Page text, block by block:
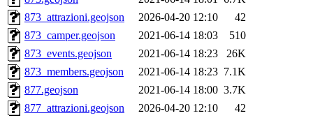
873_attrazioni.geojson
2026-04-20 12:10
42
873_camper.geojson
2021-06-14 18:03
510
873_events.geojson
2021-06-14 18:23
26K
873_members.geojson
2021-06-14 18:23 7.1K
877.geojson
2021-06-14 18:00 3.7K
877_attrazioni.geojson
2026-04-20 12:10
42